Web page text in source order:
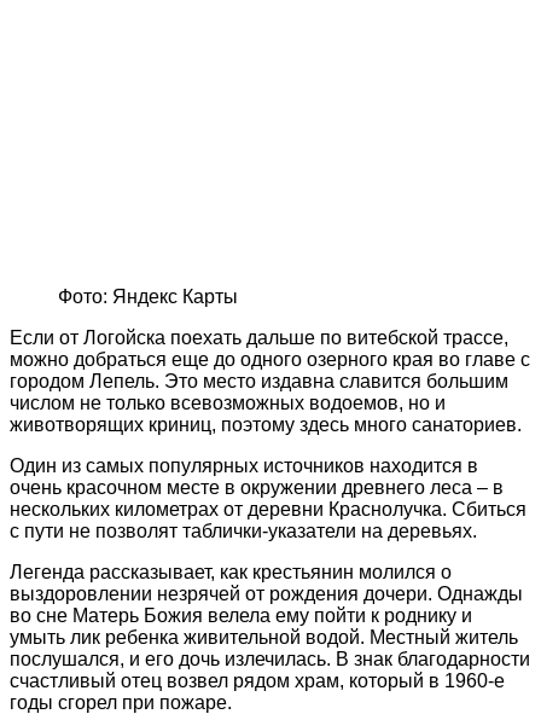
Фото: Яндекс Карты
Если от Логойска поехать дальше по витебской трассе,
можно добраться еще до одного озерного края во главе с
городом Лепель. Это место издавна славится большим
числом не только всевозможных водоемов, но и
животворящих криниц, поэтому здесь много санаториев.
Один из самых популярных источников находится в
очень красочном месте в окружении древнего леса – в
нескольких километрах от деревни Краснолучка. Сбиться
с пути не позволят таблички-указатели на деревьях.
Легенда рассказывает, как крестьянин молился о
выздоровлении незрячей от рождения дочери. Однажды
во сне Матерь Божия велела ему пойти к роднику и
умыть лик ребенка живительной водой. Местный житель
послушался, и его дочь излечилась. В знак благодарности
счастливый отец возвел рядом храм, который в 1960-е
годы сгорел при пожаре.